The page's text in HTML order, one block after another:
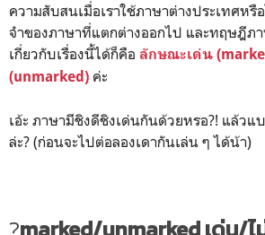
ความสับสนเมื่อเราใช้ภาษาต่างประเทศห
จำของภาษาที่แตกต่างออกไป และทฤษฎีภ
เกี่ยวกับเรื่องนี้ได้ก็คือ ลักษณะเด่น
(unmarked) ค่ะ
เอ้ะ ภาษามีชิงดีชิงเด่นกันด้วยหรอ?! แล้วแ
ล่ะ? (ก่อนจะไปต่อลองเดากันเล่น ๆ ได้น้า)